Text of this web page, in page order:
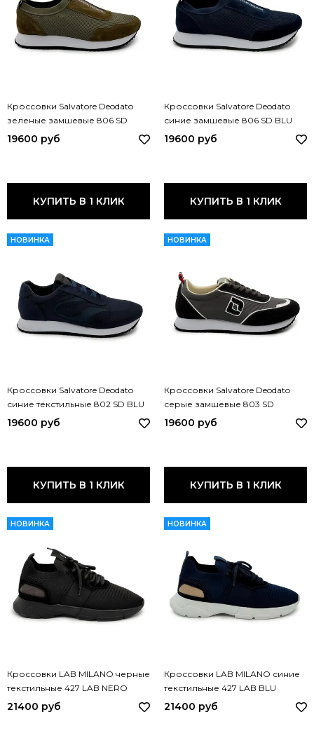
Кроссовки Salvatore Deodato
зеленые замшевые 806 SD
VERDE
19600 руб
КУПИТЬ В 1 КЛИК
Кроссовки Salvatore Deodato
синие замшевые 806 SD BLU
19600 руб
КУПИТЬ В 1 КЛИК
НОВИНКА
Кроссовки Salvatore Deodato
синие текстильные 802 SD BLU
19600 руб
КУПИТЬ В 1 КЛИК
НОВИНКА
Кроссовки Salvatore Deodato
серые замшевые 803 SD
GRIGIO
19600 руб
КУПИТЬ В 1 КЛИК
НОВИНКА
Кроссовки LAB MILANO черные
текстильные 427 LAB NERO
21400 руб
НОВИНКА
Кроссовки LAB MILANO синие
текстильные 427 LAB BLU
21400 руб